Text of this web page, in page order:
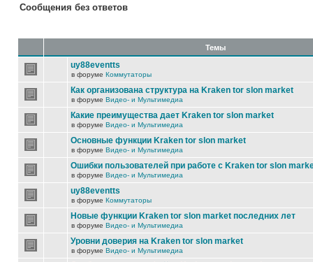
Сообщения без ответов
Темы
uy88eventts
в форуме Коммутаторы
Как организована структура на Kraken tor slon market
в форуме Видео- и Мультимедиа
Какие преимущества дает Kraken tor slon market
в форуме Видео- и Мультимедиа
Основные функции Kraken tor slon market
в форуме Видео- и Мультимедиа
Ошибки пользователей при работе с Kraken tor slon
в форуме Видео- и Мультимедиа
uy88eventts
в форуме Коммутаторы
Новые функции Kraken tor slon market последних лет
в форуме Видео- и Мультимедиа
Уровни доверия на Kraken tor slon market
в форуме Видео- и Мультимедиа